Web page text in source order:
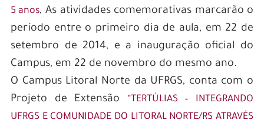
5 anos, As atividades comemorativas marcarão o
período entre o primeiro dia de aula, em 22 de
setembro de 2014, e a inauguração oficial do
Campus, em 22 de novembro do mesmo ano.
O Campus Litoral Norte da UFRGS, conta com o
Projeto de Extensão
“TERTÚLIAS – INTEGRANDO
UFRGS E COMUNIDADE DO LITORAL NORTE/RS ATRAVÉS